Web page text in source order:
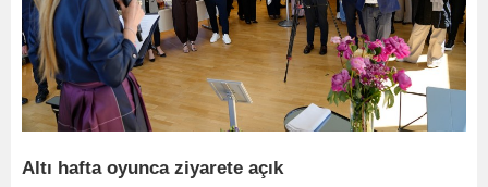
Altı hafta oyunca ziyarete açık